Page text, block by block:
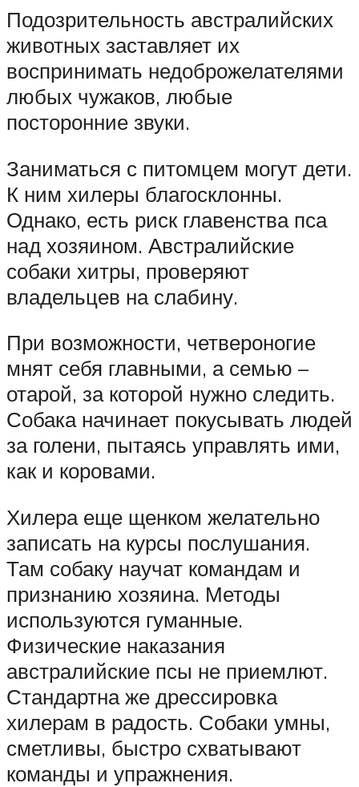
Подозрительность австралийских
животных заставляет их
воспринимать недоброжелателями
любых чужаков, любые
посторонние звуки.
Заниматься с питомцем могут дети.
К ним хилеры благосклонны.
Однако, есть риск главенства пса
над хозяином. Австралийские
собаки хитры, проверяют
владельцев на слабину.
При возможности, четвероногие
мнят себя главными, а семью –
отарой, за которой нужно следить.
Собака начинает покусывать людей
за голени, пытаясь управлять ими,
как и коровами.
Хилера еще щенком желательно
записать на курсы послушания.
Там собаку научат командам и
признанию хозяина. Методы
используются гуманные.
Физические наказания
австралийские псы не приемлют.
Стандартна же дрессировка
хилерам в радость. Собаки умны,
сметливы, быстро схватывают
команды и упражнения.